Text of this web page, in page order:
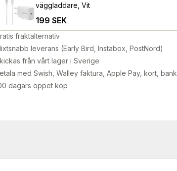
väggladdare, Vit
199 SEK
fraktalternativ
leverans (Early Bird, Instabox, PostNord)
från vårt lager i Sverige
med Swish, Walley faktura, Apple Pay, kort, bank
dagars öppet köp